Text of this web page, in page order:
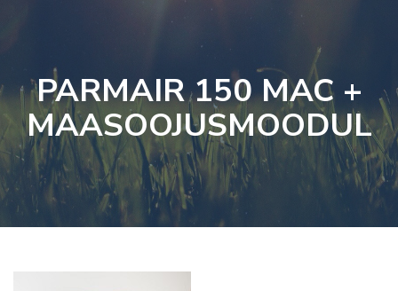
PARMAIR 150 MAC +
MAASOOJUSMOODUL